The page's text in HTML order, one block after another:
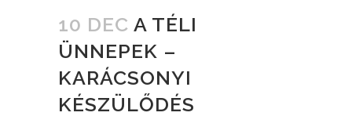
10 DEC A TÉLI
ÜNNEPEK –
KARÁCSONYI
KÉSZÜLŐDÉS